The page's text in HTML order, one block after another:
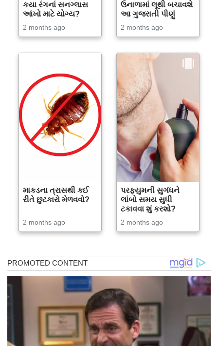
કયા રંગનાં સનગ્લાસ
આંખો માટે યોગ્ય?
2 months ago
ઉનાળામાં લૂથી બચાવશે
આ ગુજરાતી પીણું
2 months ago
માકડના ત્રાસથી કઈ
રીતે છુટકારો મેળવવો?
2 months ago
પરફ્યુમની સુગંધને
લાંબો સમય સુધી
ટકાવવા શું કરશો?
2 months ago